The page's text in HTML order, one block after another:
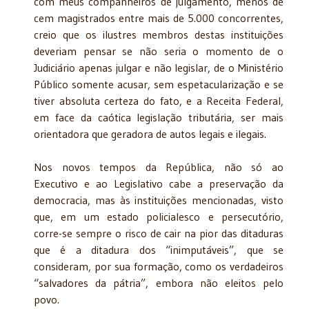
cem magistrados entre mais de 5.000 concorrentes,
creio que os ilustres membros destas instituições
deveriam pensar se não seria o momento de o
Judiciário apenas julgar e não legislar, de o Ministério
Público somente acusar, sem espetacularização e se
tiver absoluta certeza do fato, e a Receita Federal,
em face da caótica legislação tributária, ser mais
orientadora que geradora de autos legais e ilegais.
Nos novos tempos da República, não só ao
Executivo e ao Legislativo cabe a preservação da
democracia, mas às instituições mencionadas, visto
que, em um estado policialesco e persecutório,
corre-se sempre o risco de cair na pior das ditaduras
que é a ditadura dos “inimputáveis”, que se
consideram, por sua formação, como os verdadeiros
“salvadores da pátria”, embora não eleitos pelo
povo.